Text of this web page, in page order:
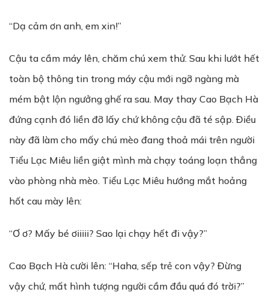
“Dạ cảm ơn anh, em xin!”
Cậu ta cầm máy lên, chăm chú xem thử. Sau khi lướt hết
toàn bộ thông tin trong máy cậu mới ngỡ ngàng mà
mém bật lộn ngưởng ghế ra sau. May thay Cao Bạch Hà
đứng cạnh đó liền đỡ lấy chứ không cậu đã té sập. Điều
này đã làm cho mấy chú mèo đang thoả mái trên người
Tiểu Lạc Miêu liền giật mình mà chạy toáng loạn thẳng
vào phòng nhà mèo. Tiểu Lạc Miêu hướng mắt hoảng
hốt cau mày lên:
“Ơ ơ? Mấy bé ơiiiii? Sao lại chạy hết đi vậy?”
Cao Bạch Hà cười lên: “Haha, sếp trẻ con vậy? Đừng
vậy chứ, mất hình tượng người cầm đầu quá đó trời?”